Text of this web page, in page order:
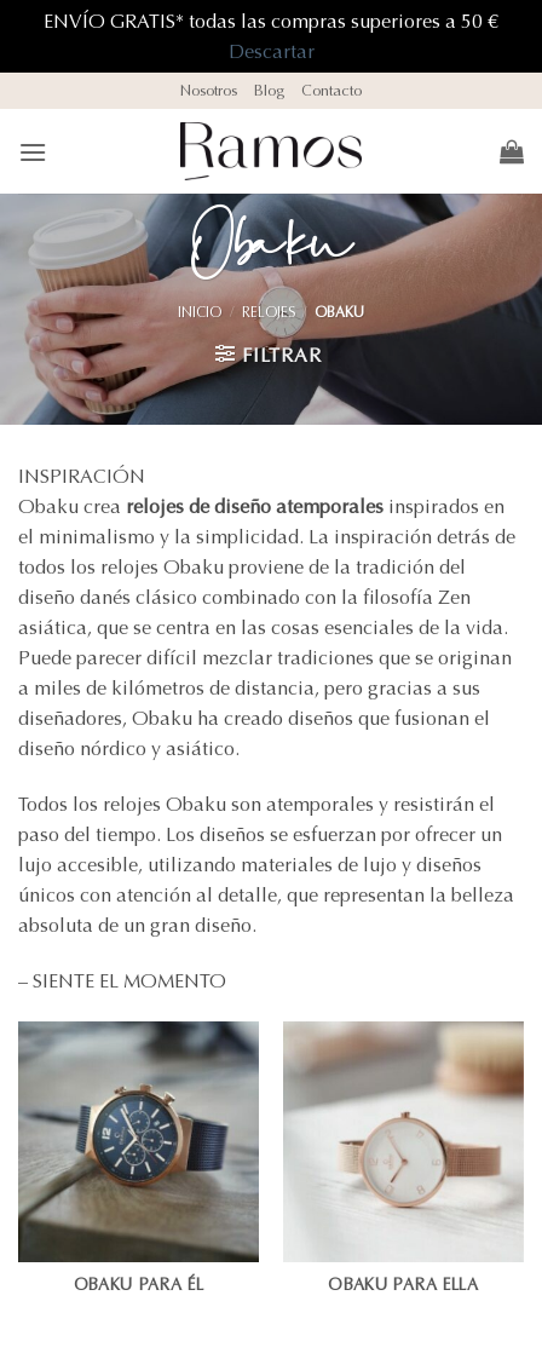
ENVÍO GRATIS* todas las compras superiores a 50 €
Descartar
al
contenido
Nosotros Blog Contacto
Obaku
INICIO / RELOJES / OBAKU
FILTRAR
INSPIRACIÓN
Obaku crea relojes de diseño atemporales inspirados en
el minimalismo y la simplicidad. La inspiración detrás de
todos los relojes Obaku proviene de la tradición del
diseño danés clásico combinado con la filosofía Zen
asiática, que se centra en las cosas esenciales de la vida.
Puede parecer difícil mezclar tradiciones que se originan
a miles de kilómetros de distancia, pero gracias a sus
diseñadores, Obaku ha creado diseños que fusionan el
diseño nórdico y asiático.
Todos los relojes Obaku son atemporales y resistirán el
paso del tiempo. Los diseños se esfuerzan por ofrecer un
lujo accesible, utilizando materiales de lujo y diseños
únicos con atención al detalle, que representan la belleza
absoluta de un gran diseño.
– SIENTE EL MOMENTO
OBAKU PARA ÉL OBAKU PARA ELLA